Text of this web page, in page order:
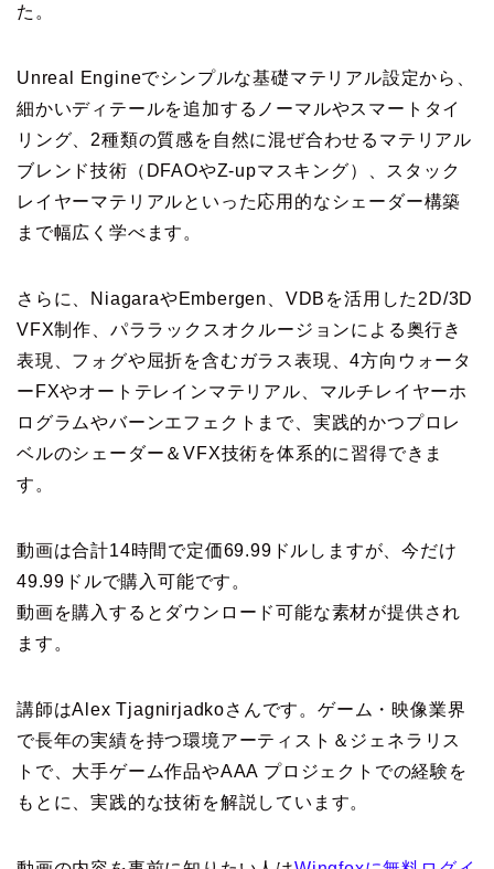
た。
Unreal Engineでシンプルな基礎マテリアル設定から、
細かいディテールを追加するノーマルやスマートタイ
リング、2種類の質感を自然に混ぜ合わせるマテリアル
ブレンド技術（DFAOやZ-upマスキング）、スタック
レイヤーマテリアルといった応用的なシェーダー構築
まで幅広く学べます。
さらに、NiagaraやEmbergen、VDBを活用した2D/3D
VFX制作、パララックスオクルージョンによる奥行き
表現、フォグや屈折を含むガラス表現、4方向ウォータ
ーFXやオートテレインマテリアル、マルチレイヤーホ
ログラムやバーンエフェクトまで、実践的かつプロレ
ベルのシェーダー＆VFX技術を体系的に習得できま
す。
動画は合計14時間で定価69.99ドルしますが、今だけ
49.99ドルで購入可能です。
動画を購入するとダウンロード可能な素材が提供され
ます。
講師はAlex Tjagnirjadkoさんです。ゲーム・映像業界
で長年の実績を持つ環境アーティスト＆ジェネラリス
トで、大手ゲーム作品やAAA プロジェクトでの経験を
もとに、実践的な技術を解説しています。